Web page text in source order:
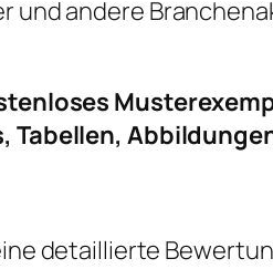
und andere
Tabellen,
detaillierte